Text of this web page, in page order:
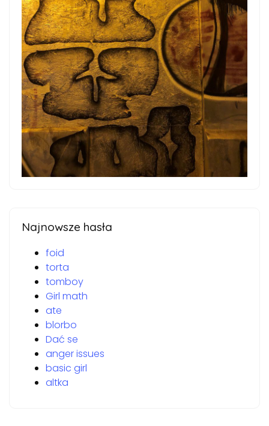
Najnowsze hasła
foid
torta
tomboy
Girl math
ate
blorbo
Dać se
anger issues
basic girl
altka